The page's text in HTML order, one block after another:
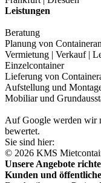
Leistungen
Beratung
Planung von
Vermietung | Verkauf |
Einzelcontainer
Lieferung von
Aufstellung und
Mobiliar und
Auf Google werden wir
bewertet.
Sie sind hier:
© 2026 KMS
Unsere Angebote
Kunden und